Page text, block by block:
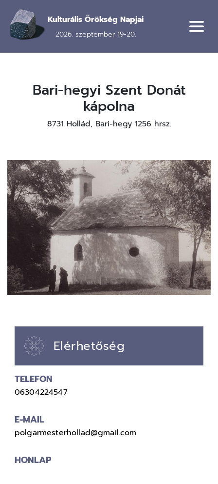
a
tartalomra
Kulturális Örökség Napjai
2026. szeptember 19-20.
Bari-hegyi Szent Donát
kápolna
8731 Hollád, Bari-hegy 1256 hrsz.
Elérhetőség
TELEFON
06304224547
E-MAIL
polgarmesterhollad@gmail.com
HONLAP